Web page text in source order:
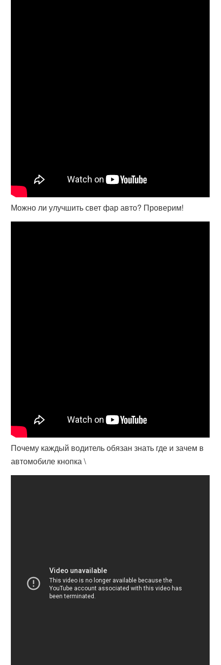
Можно ли улучшить свет фар авто? Проверим!
Почему каждый водитель обязан знать где и зачем в
автомобиле кнопка \